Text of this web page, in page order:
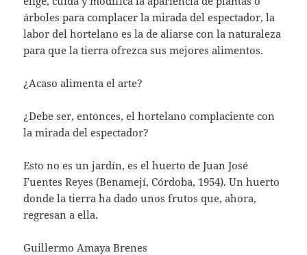
árboles para complacer la mirada del espectador, la
labor del hortelano es la de aliarse con la naturaleza
para que la tierra ofrezca sus mejores alimentos.
¿Acaso alimenta el arte?
¿Debe ser, entonces, el hortelano complaciente con
la mirada del espectador?
Esto no es un jardín, es el huerto de Juan José
Fuentes Reyes (Benamejí, Córdoba, 1954). Un huerto
donde la tierra ha dado unos frutos que, ahora,
regresan a ella.
Guillermo Amaya Brenes